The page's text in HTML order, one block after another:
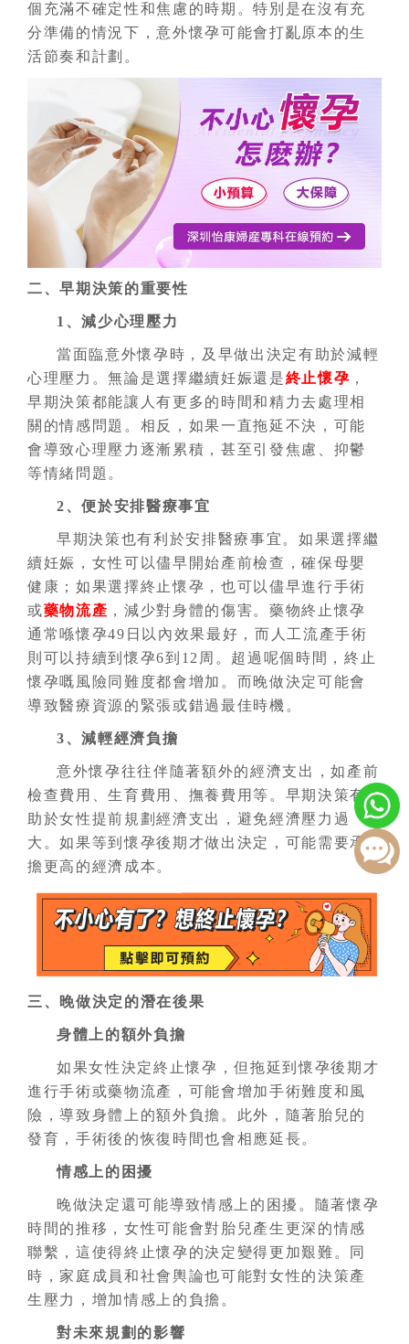
個充滿不確定性和焦慮的時期。特別是在沒有充
分準備的情況下，意外懷孕可能會打亂原本的生
活節奏和計劃。
二、早期決策的重要性
1、減少心理壓力
當面臨意外懷孕時，及早做出決定有助於減輕
心理壓力。無論是選擇繼續妊娠還是終止懷孕 ，
早期決策都能讓人有更多的時間和精力去處理相
關的情感問題。相反，如果一直拖延不決，可能
會導致心理壓力逐漸累積，甚至引發焦慮、抑鬱
等情緒問題。
2、便於安排醫療事宜
早期決策也有利於安排醫療事宜。如果選擇繼
續妊娠，女性可以儘早開始產前檢查，確保母嬰
健康；如果選擇終止懷孕 ，也可以儘早進行手術
或藥物流產 ，減少對身體的傷害。藥物終止懷孕
通常喺懷孕49日以內效果最好，而人工流產手術
則可以持續到懷孕6到12周。超過呢個時間，終止
懷孕嘅風險同難度都會增加。而晚做決定可能會
導致醫療資源的緊張或錯過最佳時機。
3、減輕經濟負擔
意外懷孕往往伴隨著額外的經濟支出，如產前
檢查費用、生育費用、撫養費用等。早期決策有
助於女性提前規劃經濟支出，避免經濟壓力過
大。如果等到懷孕後期才做出決定，可能需要承
擔更高的經濟成本。
三、晚做決定的潛在後果
身體上的額外負擔
如果女性決定終止懷孕 ，但拖延到懷孕後期才
進行手術或藥物流產，可能會增加手術難度和風
險，導致身體上的額外負擔。此外，隨著胎兒的
發育，手術後的恢復時間也會相應延長。
情感上的困擾
晚做決定還可能導致情感上的困擾。隨著懷孕
時間的推移，女性可能會對胎兒產生更深的情感
聯繫，這使得終止懷孕的決定變得更加艱難。同
時，家庭成員和社會輿論也可能對女性的決策產
生壓力，增加情感上的負擔。
對未來規劃的影響